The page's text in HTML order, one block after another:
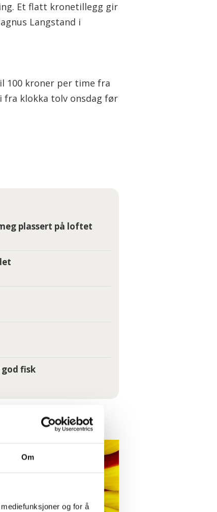
Om
og for å
Et flatt kronetillegg gir
Langstand i
100 kroner per time fra
fra klokka tolv onsdag før
plassert på loftet
fisk